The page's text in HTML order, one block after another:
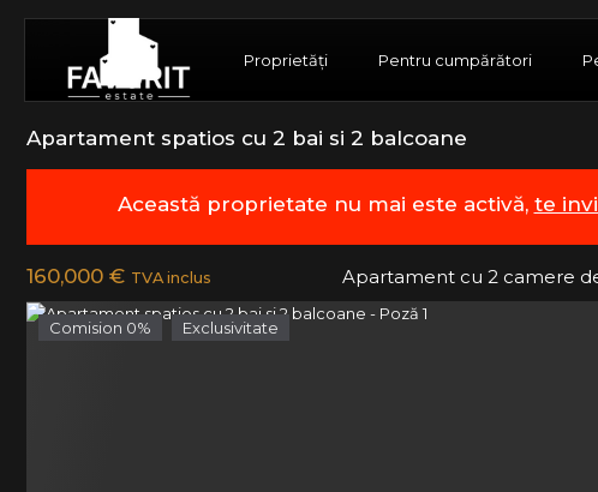
Proprietăți Pentru cumpărători
Apartament spatios cu 2 bai si 2 balcoane
Această proprietate nu mai este activă, te
160,000 € TVA inclus Apartament cu 2 camere
Comision 0% Exclusivitate